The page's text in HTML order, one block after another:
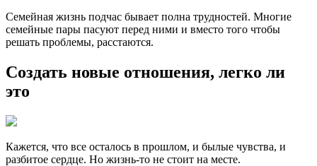
Семейная жизнь подчас бывает полна трудностей. Многие
семейные пары пасуют перед ними и вместо того чтобы
решать проблемы, расстаются.
Создать новые отношения, легко ли
это
Кажется, что все осталось в прошлом, и былые чувства, и
разбитое сердце. Но жизнь-то не стоит на месте.